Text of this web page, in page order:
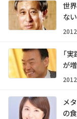
世
な
「
が
メ
の